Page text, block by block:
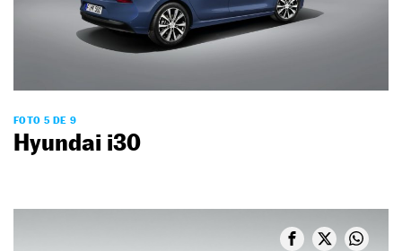
FOTO 5 DE 9
Hyundai i30